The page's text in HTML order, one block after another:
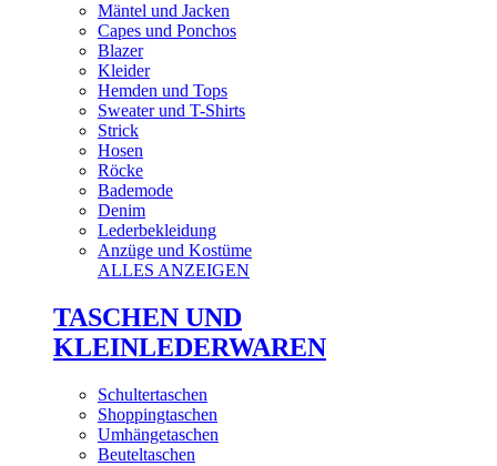
Mäntel und Jacken
Capes und Ponchos
Blazer
Kleider
Hemden und Tops
Sweater und T-Shirts
Strick
Hosen
Röcke
Bademode
Denim
Lederbekleidung
Anzüge und Kostüme
ALLES ANZEIGEN
TASCHEN UND
KLEINLEDERWAREN
Schultertaschen
Shoppingtaschen
Umhängetaschen
Beuteltaschen